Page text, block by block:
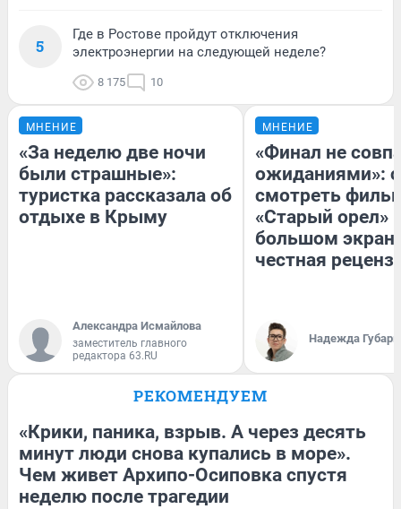
5
Где в Ростове пройдут отключения
электроэнергии на следующей неделе?
8 175 10
МНЕНИЕ
«За неделю две ночи
были страшные»:
туристка рассказала об
отдыхе в Крыму
Александра Исмайлова
заместитель главного
редактора 63.RU
МНЕНИЕ
«Финал не
ожиданиями»:
смотреть
«Старый орел»
большом
честная
Надежда Губарь
РЕКОМЕНДУЕМ
«Крики, паника, взрыв. А через десять
минут люди снова купались в море».
Чем живет Архипо-Осиповка спустя
неделю после трагедии